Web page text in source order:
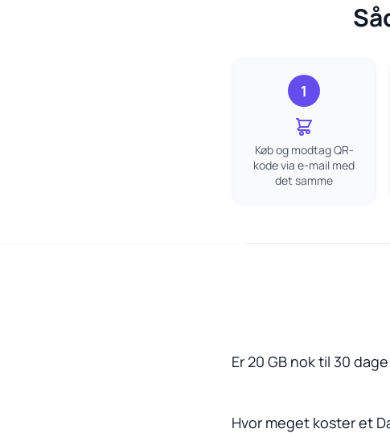
1
Køb og modtag QR-
kode via e-mail med
det samme
Er 20 GB nok til 30
Hvor meget koster et